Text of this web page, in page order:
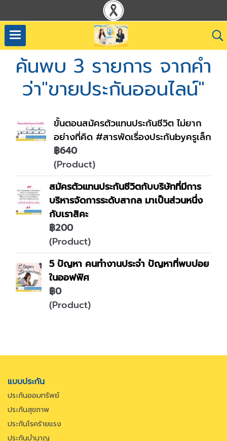
ค้นพบ 3 รายการ จากคำ
ว่า"ขายประกันออนไลน์"
ขั้นตอนสมัครตัวแทนประกันชีวิต ไม่ยาก
อย่างที่คิด #สารพัดเรื่องประกันbyครูเล็ก
฿640
(Product)
สมัครตัวแทนประกันชีวิตกับบริษัทที่มีการ
บริหารจัดการระดับสากล มาเป็นส่วนหนึ่ง
กับเราสิคะ
฿200
(Product)
5 ปัญหา คนทำงานประจำ ปัญหาที่พบบ่อย
ในออฟฟิศ
฿0
(Product)
แบบประกัน
ประกันออมทรัพย์
ประกันสุขภาพ
ประกันโรคร้ายแรง
ประกันบำนาญ